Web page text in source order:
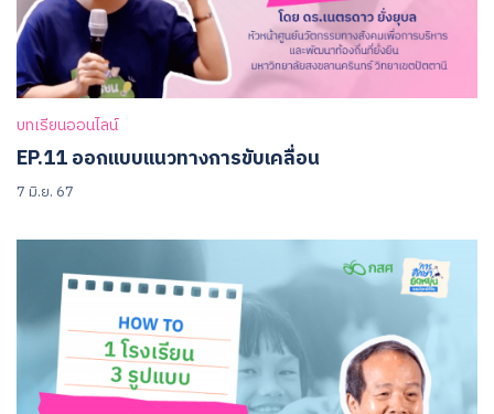
บทเรียนออนไลน์
EP.11 ออกแบบแนวทางการขับเคลื่อน
7 มิ.ย. 67